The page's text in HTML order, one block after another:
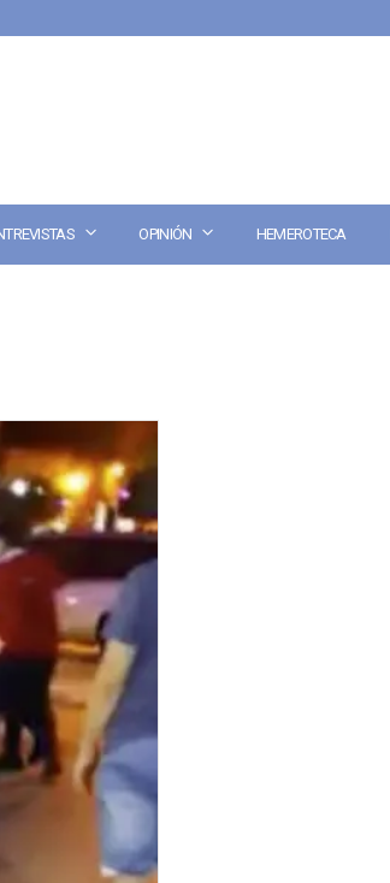
OPINIÓN HEMEROTECA